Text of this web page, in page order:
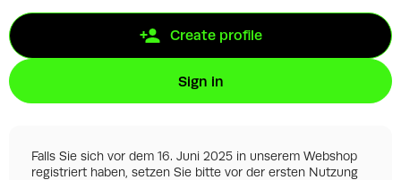
Create profile
Sign in
Falls Sie sich vor dem 16. Juni 2025 in unserem Webshop
registriert haben, setzen Sie bitte vor der ersten Nutzung